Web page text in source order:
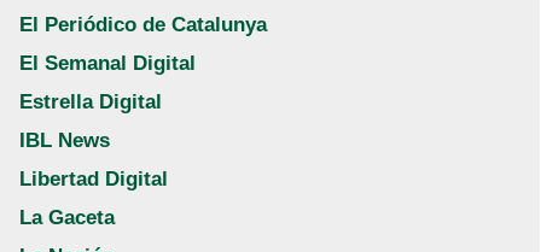
El Periódico de Catalunya
El Semanal Digital
Estrella Digital
IBL News
Libertad Digital
La Gaceta